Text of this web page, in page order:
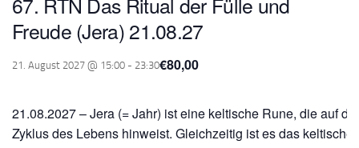
Freude (Jera) 21.08.27
21. August 2027 @ 15:00 - 23:30€80,00
21.08.2027 – Jera (= Jahr) ist eine keltische Rune, die auf
Zyklus des Lebens hinweist. Gleichzeitig ist es das